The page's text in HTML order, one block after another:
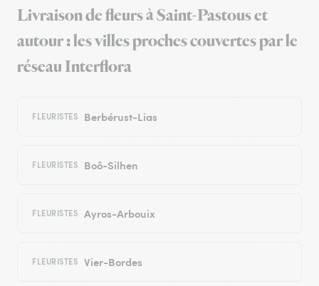
Livraison de fleurs à Saint-Pastous et
autour : les villes proches couvertes par le
réseau Interflora
FLEURISTES Berbérust-Lias
FLEURISTES Boô-Silhen
FLEURISTES Ayros-Arbouix
FLEURISTES Vier-Bordes